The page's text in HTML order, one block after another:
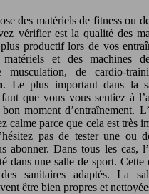
des matériels de fitness ou
vérifier est la qualité des
productif lors de vos
et des machines
musculation, de cardio-
. Le plus important dans la
que vous vous sentiez à
moment d’entraînement.
calme parce que cela est très
pas de tester une ou
abonner. Dans tous les cas,
dans une salle de sport.
sanitaires adaptés. La
être bien propres et